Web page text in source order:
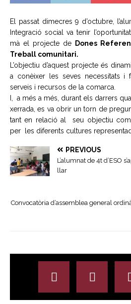
El passat dimecres 9 d’octubre,
Integració social va tenir
mà el projecte de
Dones
Treball comunitari.
L’objectiu d’aquest projecte és
a conèixer les seves necessitats i
serveis i recursos de la comarca.
I, a més a més, durant els darrers
xerrada, es va obrir un torn de
tant en relació al seu objectiu
per les diferents cultures
PREVIOUS
L’alumnat de 4t d’ESO
llar
Convocatòria d’assemblea general